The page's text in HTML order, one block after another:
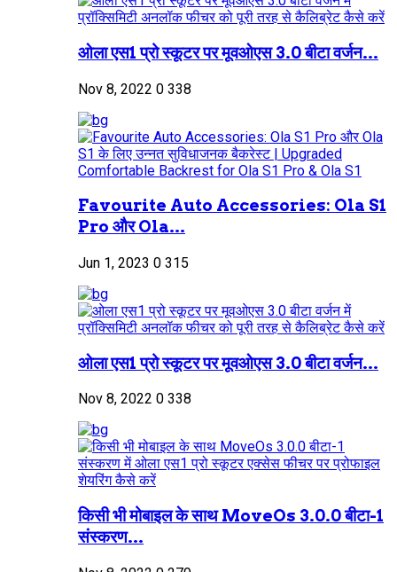
ओला एस1 प्रो स्कूटर पर मूवओएस 3.0 बीटा वर्जन...
Nov 8, 2022 0 338
Favourite Auto Accessories: Ola S1
Pro और Ola...
Jun 1, 2023 0 315
ओला एस1 प्रो स्कूटर पर मूवओएस 3.0 बीटा वर्जन...
Nov 8, 2022 0 338
किसी भी मोबाइल के साथ MoveOs 3.0.0 बीटा-1
संस्करण...